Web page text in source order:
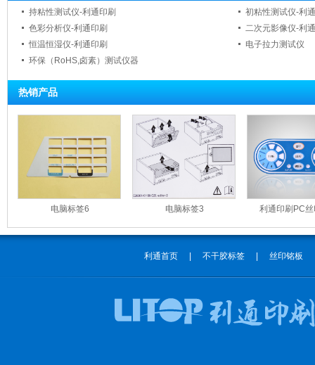
持粘性测试仪-利通印刷
初粘性测试仪-利
色彩分析仪-利通印刷
二次元影像仪-利
恒温恒湿仪-利通印刷
电子拉力测试仪
环保（RoHS,卤素）测试仪器
热销产品
电脑标签6 电脑标签3 利通印刷PC
利通首页 不干胶标签 丝印铭板